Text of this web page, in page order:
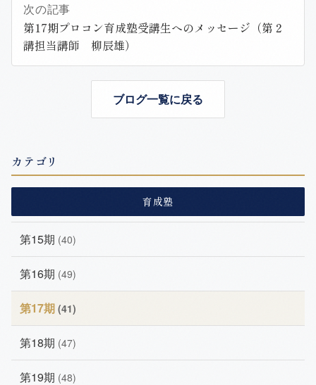
次の記事
第17期プロコン育成塾受講生へのメッセージ（第２
講担当講師 柳辰雄）
ブログ一覧に戻る
カテゴリ
育成塾
第15期 (40)
第16期 (49)
第17期 (41)
第18期 (47)
第19期 (48)